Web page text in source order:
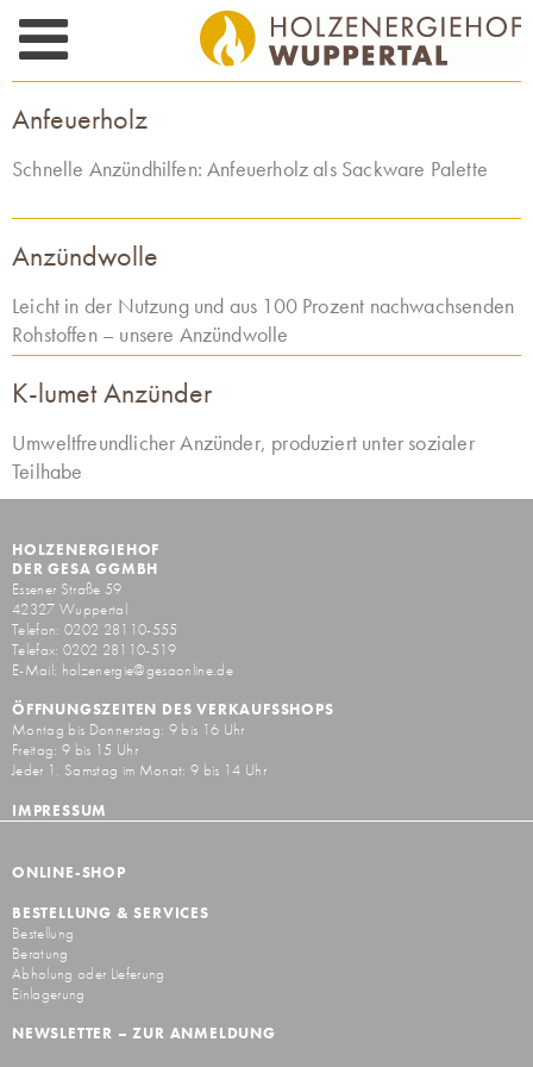
Anfeuerholz
Schnelle Anzündhilfen: Anfeuerholz als Sackware Palette
Anzündwolle
Leicht in der Nutzung und aus 100 Prozent nachwachsenden
Rohstoffen – unsere Anzündwolle
K-lumet Anzünder
Umweltfreundlicher Anzünder, produziert unter sozialer
Teilhabe
HOLZENERGIEHOF
DER GESA GGMBH
Essener Straße 59
42327 Wuppertal
Telefon: 0202 28110-555
Telefax: 0202 28110-519
E-Mail: holzenergie@gesaonline.de
ÖFFNUNGSZEITEN DES VERKAUFSSHOPS
Montag bis Donnerstag: 9 bis 16 Uhr
Freitag: 9 bis 15 Uhr
Jeder 1. Samstag im Monat: 9 bis 14 Uhr
IMPRESSUM
ONLINE-SHOP
BESTELLUNG & SERVICES
Bestellung
Beratung
Abholung oder Lieferung
Einlagerung
NEWSLETTER – ZUR ANMELDUNG